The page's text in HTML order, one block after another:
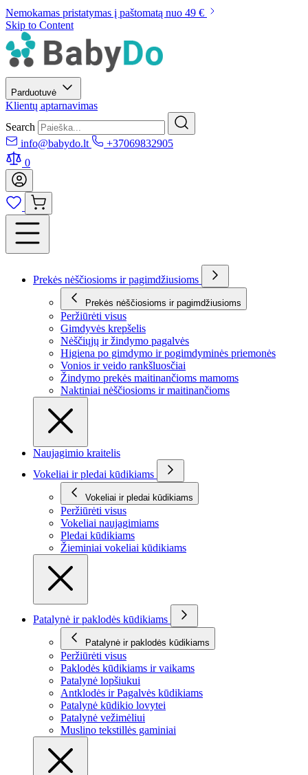
Nemokamas pristatymas į paštomatą nuo 49 €
Skip to Content
Parduotuvė
Klientų aptarnavimas
Search
info@babydo.lt
+37069832905
0
Prekės nėščiosioms ir pagimdžiusioms
Prekės nėščiosioms ir pagimdžiusioms
Peržiūrėti visus
Gimdyvės krepšelis
Nėščiųjų ir žindymo pagalvės
Higiena po gimdymo ir pogimdyminės priemonės
Vonios ir veido rankšluosčiai
Žindymo prekės maitinančioms mamoms
Naktiniai nėščiosioms ir maitinančioms
Naujagimio kraitelis
Vokeliai ir pledai kūdikiams
Vokeliai ir pledai kūdikiams
Peržiūrėti visus
Vokeliai naujagimiams
Pledai kūdikiams
Žieminiai vokeliai kūdikiams
Patalynė ir paklodės kūdikiams
Patalynė ir paklodės kūdikiams
Peržiūrėti visus
Paklodės kūdikiams ir vaikams
Patalynė lopšiukui
Antklodės ir Pagalvės kūdikiams
Patalynė kūdikio lovytei
Patalynė vežimėliui
Muslino tekstillės gaminiai